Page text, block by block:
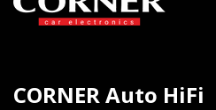
CORNER Auto HiFi